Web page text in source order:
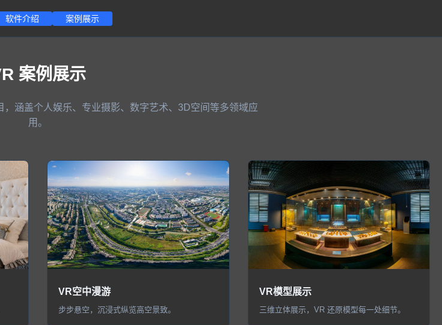
软件介绍 案例展示
案例展示
涵盖个人娱乐、专业摄影、数字艺术、3D空间等多领域应
用。
VR空中漫游
步步悬空，沉浸式纵览高空景致。
VR模型展示
三维立体展示，VR 还原模型每一处细节。